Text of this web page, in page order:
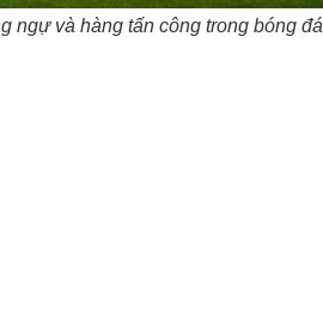
ngự và hàng tấn công trong bóng đá